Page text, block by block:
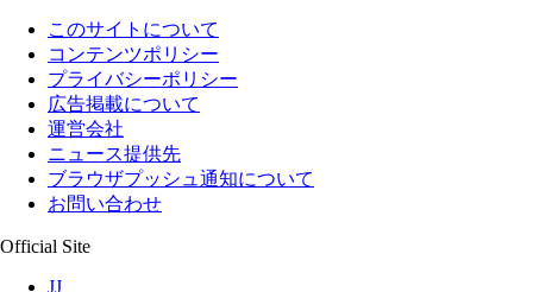
このサイトについて
コンテンツポリシー
プライバシーポリシー
広告掲載について
運営会社
ニュース提供先
ブラウザプッシュ通知について
お問い合わせ
Official Site
JJ